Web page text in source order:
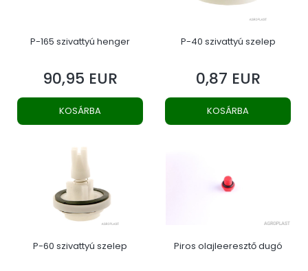
P-165 szivattyú henger
Ár
90,95 EUR
KOSÁRBA
P-40 szivattyú szelep
Ár
0,87 EUR
KOSÁRBA
P-60 szivattyú szelep Piros olajleeresztő dugó